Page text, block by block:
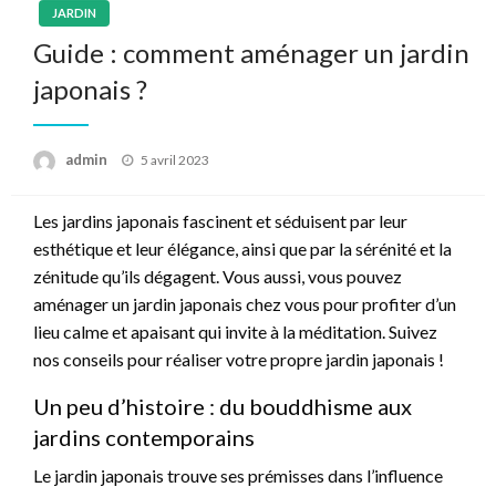
JARDIN
Guide : comment aménager un jardin
japonais ?
admin
Posted
5 avril 2023
Les jardins japonais fascinent et séduisent par leur
esthétique et leur élégance, ainsi que par la sérénité et la
zénitude qu’ils dégagent. Vous aussi, vous pouvez
aménager un jardin japonais chez vous pour profiter d’un
lieu calme et apaisant qui invite à la méditation. Suivez
nos conseils pour réaliser votre propre jardin japonais !
Un peu d’histoire : du bouddhisme aux
jardins contemporains
Le jardin japonais trouve ses prémisses dans l’influence